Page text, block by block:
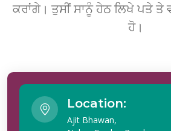
ਕਰਾਂਗੇ। ਤੁਸੀਂ ਸਾਨੂੰ ਹੇਠ ਲਿਖੇ ਪਤੇ
ਹੋ।
Location:
Ajit Bhawan,